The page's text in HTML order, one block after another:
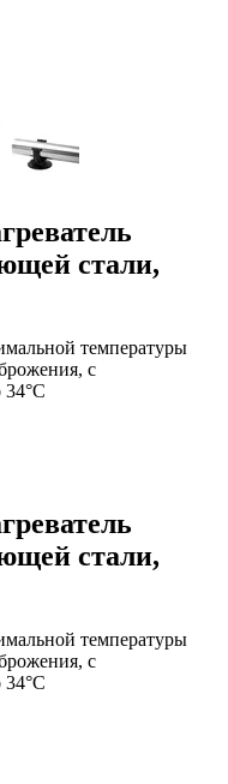
стали,
температуры
с
стали,
температуры
с